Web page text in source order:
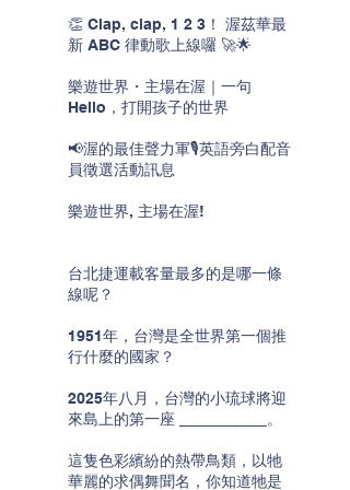
👏 Clap, clap, 1 2 3！ 渥茲華最
新 ABC 律動歌上線囉 🚀🌟
樂遊世界・主場在渥｜一句
Hello，打開孩子的世界
📢渥的最佳聲力軍🎙️英語旁白配音
員徵選活動訊息
樂遊世界, 主場在渥!
台北捷運載客量最多的是哪一條
線呢？
1951年，台灣是全世界第一個推
行什麼的國家？
2025年八月，台灣的小琉球將迎
來島上的第一座 __________。
這隻色彩繽紛的熱帶鳥類，以牠
華麗的求偶舞聞名，你知道牠是